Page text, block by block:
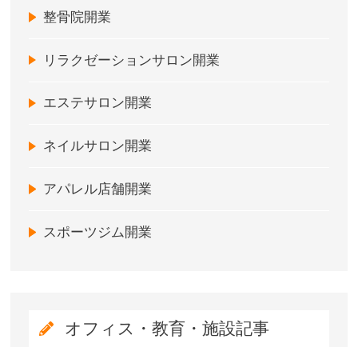
整骨院開業
リラクゼーションサロン開業
エステサロン開業
ネイルサロン開業
アパレル店舗開業
スポーツジム開業
オフィス・教育・施設記事